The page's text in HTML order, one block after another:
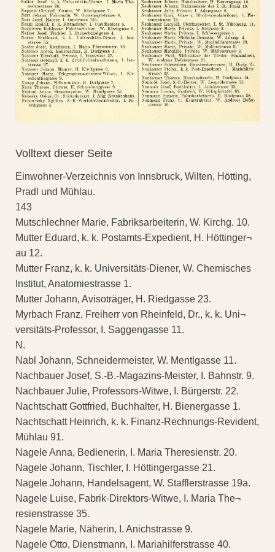
Volltext dieser Seite
Einwohner-Verzeichnis von Innsbruck, Wilten, Hötting,
Pradl und Mühlau.
143
Mutschlechner Marie, Fabriksarbeiterin, W. Kirchg. 10.
Mutter Eduard, k. k. Postamts-Expedient, H. Höttinger¬
au 12.
Mutter Franz, k. k. Universitäts-Diener, W. Chemisches
Institut, Anatomiestrasse 1.
Mutter Johann, Avisoträger, H. Riedgasse 23.
Myrbach Franz, Freiherr von Rheinfeld, Dr., k. k. Uni¬
versitäts-Professor, I. Saggengasse 11.
N.
Nabl Johann, Schneidermeister, W. Mentlgasse 11.
Nachbauer Josef, S.-B.-Magazins-Meister, I. Bahnstr. 9.
Nachbauer Julie, Professors-Witwe, I. Bürgerstr. 22.
Nachtschatt Gottfried, Buchhalter, H. Bienergasse 1.
Nachtschatt Heinrich, k. k. Finanz-Rechnungs-Revident,
Mühlau 91.
Nagele Anna, Bedienerin, I. Maria Theresienstr. 20.
Nagele Johann, Tischler, I. Höttingergasse 21.
Nagele Johann, Handelsagent, W. Stafflerstrasse 19a.
Nagele Luise, Fabrik-Direktors-Witwe, I. Maria The¬
resienstrasse 35.
Nagele Marie, Näherin, I. Anichstrasse 9.
Nagele Otto, Dienstmann, I. Mariahilferstrasse 40.